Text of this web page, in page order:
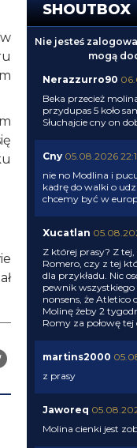
SHOUTBOX
Nie jesteś
mogą
Nerazzurro90
Beka przecież
przydupas 5 koło
Słuchajcie cny on
Cny 05.08.2026
nie no Modlina i
kadrę do walki o
chcemy być w
Xucatlan
Z której prasy? Z
Romero, czy z tej
dla przykładu. Nic
pewnik
nonsens, że Atletico
Molinę żeby 2
Romy za połowę tej
martins2000
z prasy
Jaworeq
Molina cienki jest